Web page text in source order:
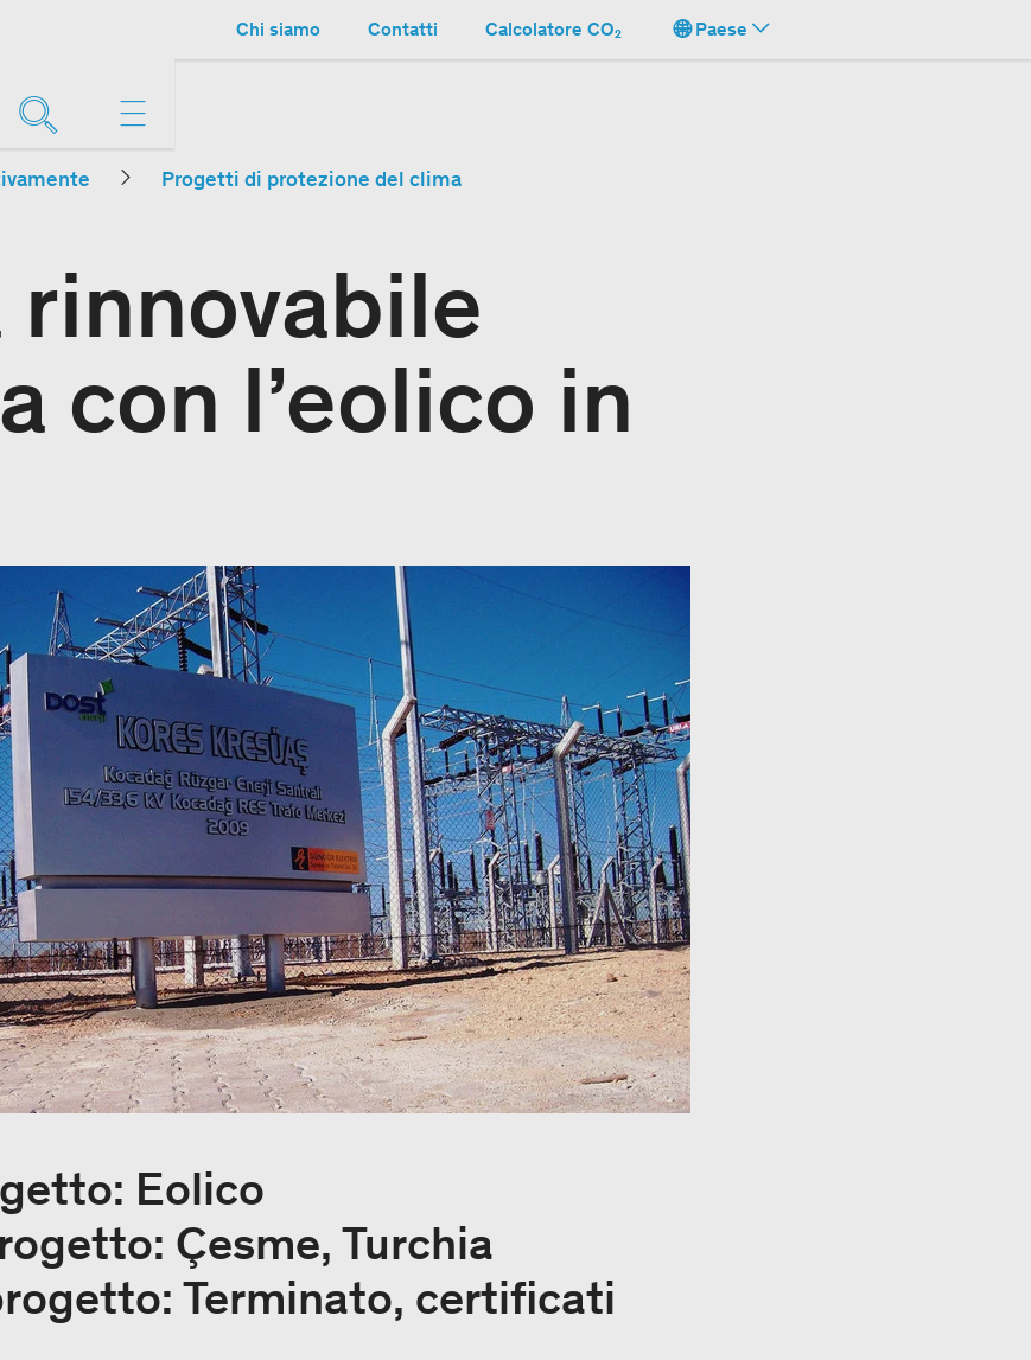
Chi siamo Contatti Calcolatore CO₂ Paese
Progetti di protezione del clima
rinnovabile
con l’eolico in
Eolico
Çesme, Turchia
Terminato, certificati